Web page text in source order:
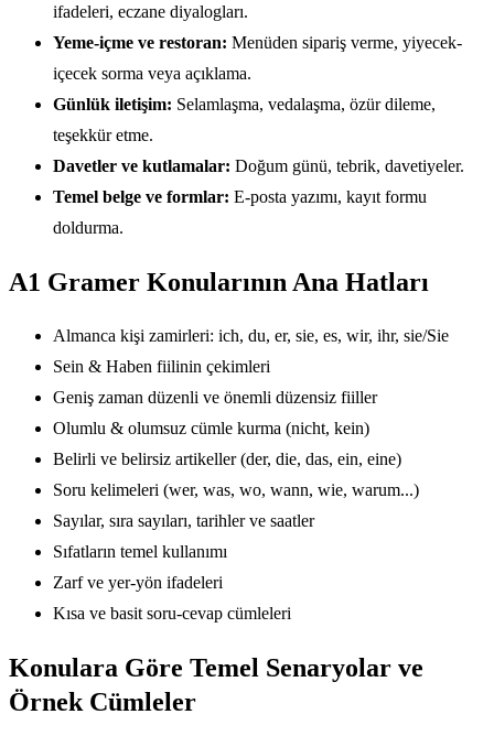
ifadeleri, eczane diyalogları.
Yeme-içme ve restoran: Menüden sipariş verme, yiyecek-
içecek sorma veya açıklama.
Günlük iletişim: Selamlaşma, vedalaşma, özür dileme,
teşekkür etme.
Davetler ve kutlamalar: Doğum günü, tebrik, davetiyeler.
Temel belge ve formlar: E-posta yazımı, kayıt formu
doldurma.
A1 Gramer Konularının Ana Hatları
Almanca kişi zamirleri: ich, du, er, sie, es, wir, ihr, sie/Sie
Sein & Haben fiilinin çekimleri
Geniş zaman düzenli ve önemli düzensiz fiiller
Olumlu & olumsuz cümle kurma (nicht, kein)
Belirli ve belirsiz artikeller (der, die, das, ein, eine)
Soru kelimeleri (wer, was, wo, wann, wie, warum...)
Sayılar, sıra sayıları, tarihler ve saatler
Sıfatların temel kullanımı
Zarf ve yer-yön ifadeleri
Kısa ve basit soru-cevap cümleleri
Konulara Göre Temel Senaryolar ve
Örnek Cümleler